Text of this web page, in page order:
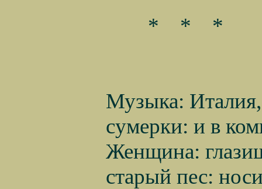
* * *
Музыка:
сумерки: и в
Женщина:
старый пес: